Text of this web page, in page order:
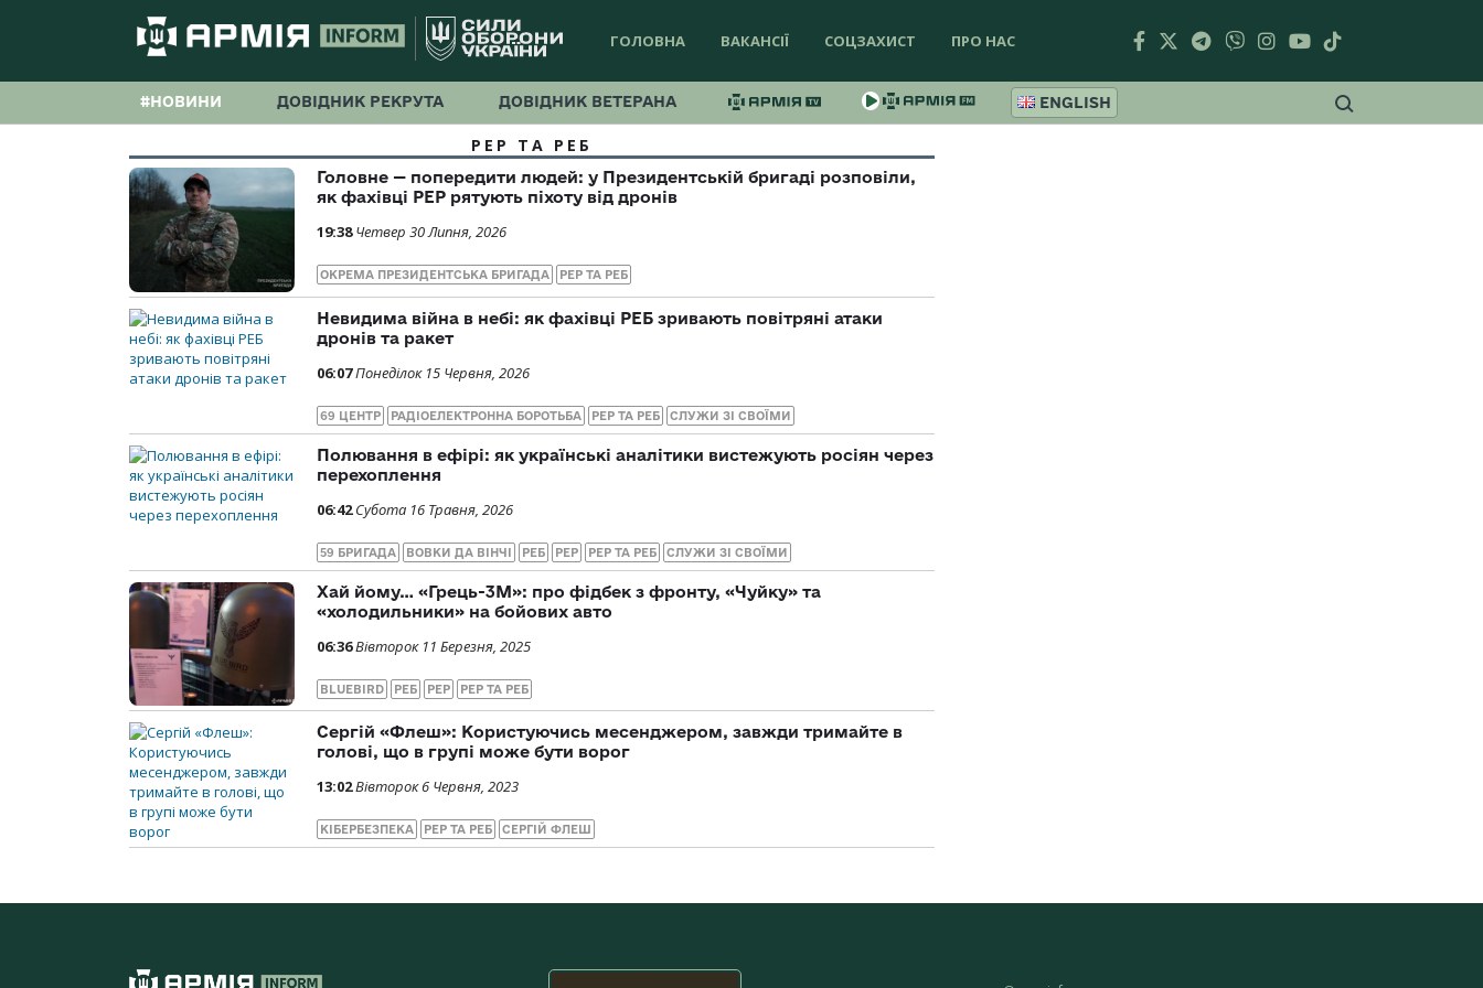
ГОЛОВНА ВАКАНСІЇ СОЦЗАХИСТ ПРО НАС
#НОВИНИ ДОВІДНИК РЕКРУТА ДОВІДНИК ВЕТЕРАНА ENGLISH
РЕР ТА РЕБ
Головне — попередити людей: у Президентській бригаді розповіли,
як фахівці РЕР рятують піхоту від дронів
19:38 Четвер 30 Липня, 2026
ОКРЕМА ПРЕЗИДЕНТСЬКА БРИГАДА РЕР ТА РЕБ
Невидима війна в небі: як фахівці РЕБ зривають повітряні атаки
дронів та ракет
06:07Понеділок 15 Червня, 2026
69 ЦЕНТР РАДІОЕЛЕКТРОННА БОРОТЬБА РЕР ТА РЕБ СЛУЖИ ЗІ СВОЇМИ
Полювання в ефірі: як українські аналітики вистежують росіян через
перехоплення
06:42 Субота 16 Травня, 2026
59 БРИГАДА ВОВКИ ДА ВІНЧІ РЕБ РЕР РЕР ТА РЕБ СЛУЖИ ЗІ СВОЇМИ
Хай йому… «Грець-3М»: про фідбек з фронту, «Чуйку» та
«холодильники» на бойових авто
06:36Вівторок 11 Березня, 2025
BLUEBIRD РЕБ РЕР РЕР ТА РЕБ
Сергій «Флеш»: Користуючись месенджером, завжди тримайте в
голові, що в групі може бути ворог
13:02Вівторок 6 Червня, 2023
КІБЕРБЕЗПЕКА РЕР ТА РЕБ СЕРГІЙ ФЛЕШ